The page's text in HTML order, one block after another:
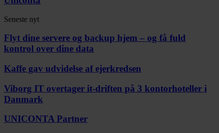
Seneste nyt
Flyt dine servere og backup hjem – og få fuld
kontrol over dine data
Kaffe gav udvidelse af ejerkredsen
Viborg IT overtager it-driften på 3 kontorhoteller i
Danmark
UNICONTA Partner